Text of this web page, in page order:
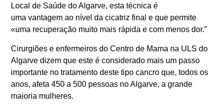
Local de Saúde do Algarve, esta técnica é
uma vantagem ao nível da cicatriz final e que permite
«uma recuperação muito mais rápida e com menos dor.”
Cirurgiões e enfermeiros do Centro de Mama na ULS do
Algarve dizem que este é considerado mais um passo
importante no tratamento deste tipo cancro que, todos os
anos, afeta 450 a 500 pessoas no Algarve, a grande
maioria mulheres.